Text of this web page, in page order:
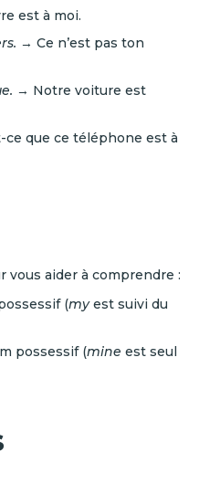
est à moi.
→ Ce n’est pas ton
→ Notre voiture est
ce que ce téléphone est à
vous aider à comprendre :
(myest suivi du
possessif (mine est seul